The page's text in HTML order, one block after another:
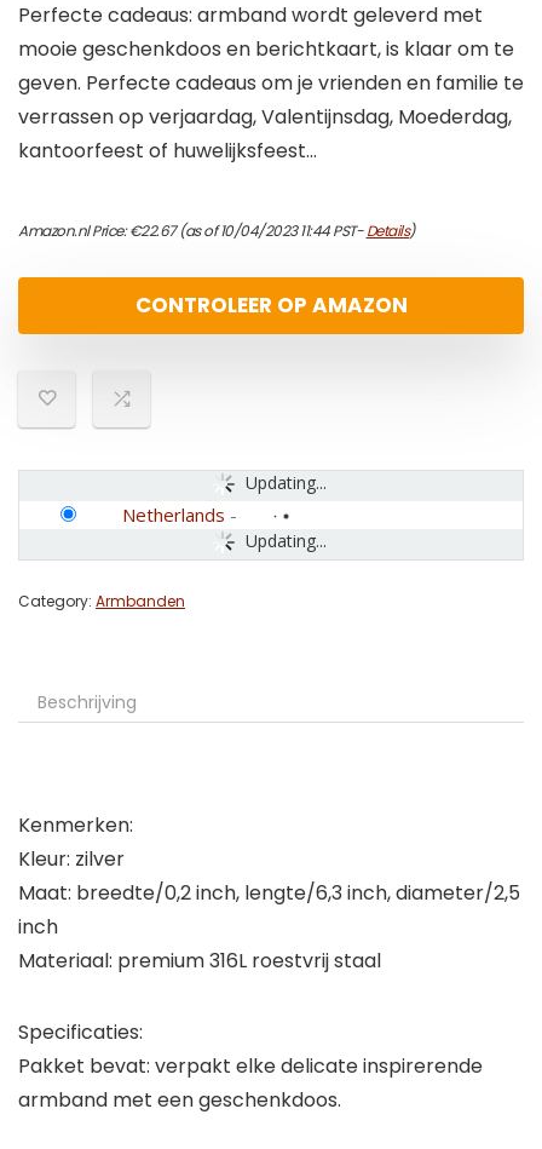
Perfecte cadeaus: armband wordt geleverd met
mooie geschenkdoos en berichtkaart, is klaar om te
geven. Perfecte cadeaus om je vrienden en familie te
verrassen op verjaardag, Valentijnsdag, Moederdag,
kantoorfeest of huwelijksfeest…
Amazon.nl Price:€22.67(as of 10/04/2023 11:44 PST-Details)
CONTROLEER OP AMAZON
Updating...
Updating...
Netherlands -
Category: Armbanden
Beschrijving
Kenmerken:
Kleur: zilver
Maat: breedte/0,2 inch, lengte/6,3 inch, diameter/2,5
inch
Materiaal: premium 316L roestvrij staal
Specificaties:
Pakket bevat: verpakt elke delicate inspirerende
armband met een geschenkdoos.